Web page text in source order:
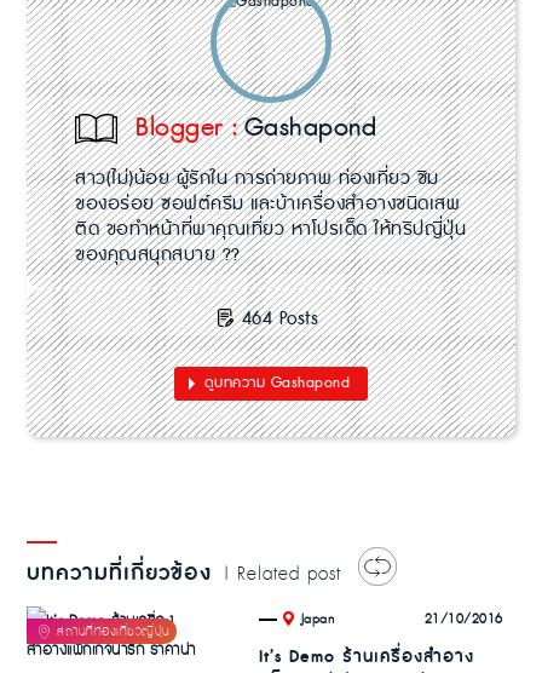
Blogger :Gashapond
สาว(ไม่)น้อย ผู้รักใน การถ่ายภาพ ท่องเที่ยว ชิม
ของอร่อย ซอฟต์ครีม และบ้าเครื่องสำอางชนิดเสพ
ติด ขอทำหน้าที่พาคุณเที่ยว หาโปรเด็ด ให้ทริปญี่ปุ่น
ของคุณสนุกสบาย ??
464 Posts
ดูบทความ Gashapond
บทความที่เกี่ยวข้อง | Related post
. Japan 21/10/2016
It’s Demo ร้านเครื่องสำอาง